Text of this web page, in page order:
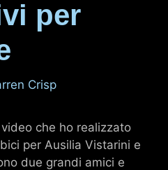
per
Crisp
che ho realizzato
per Ausilia Vistarini e
due grandi amici e